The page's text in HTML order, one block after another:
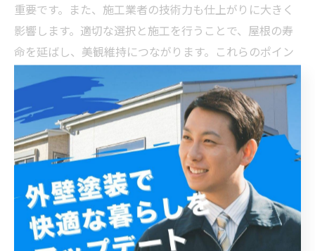
重要です。また、施工業者の技術力も仕上がりに大きく
影響します。適切な選択と施工を行うことで、屋根の寿
命を延ばし、美観維持につながります。これらのポイン
トを踏まえた選び方が、パミール屋根塗装成功のカギで
す。
屋根塗装の完了後にすべきメンテナンスと長持ちさせ
るコツ
パミール屋根は特殊な素材でできており、劣化が進みや
すいため、塗装後のメンテナンスが非常に重要です。ま